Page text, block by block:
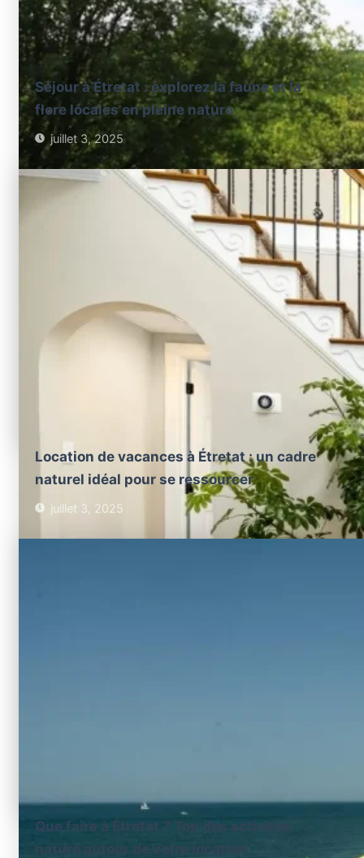
Séjour à Étretat : explorez la faune et la
flore locales en pleine nature
juillet 3, 2025
Location de vacances à Étretat : un cadre
naturel idéal pour se ressourcer
juillet 3, 2025
Que faire à Étretat ? Top des activités
nature autour de votre location